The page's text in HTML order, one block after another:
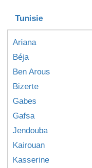
Tunisie
Ariana
Béja
Ben Arous
Bizerte
Gabes
Gafsa
Jendouba
Kairouan
Kasserine